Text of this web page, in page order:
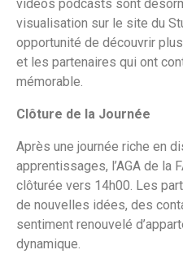
vidéos podcasts sont
visualisation sur le site du
opportunité de découvrir
et les partenaires qui ont
mémorable.
Clôture de la Journée
Après une journée riche en
apprentissages, l’AGA de la
clôturée vers 14h00. Les
de nouvelles idées, des
sentiment renouvelé
dynamique.